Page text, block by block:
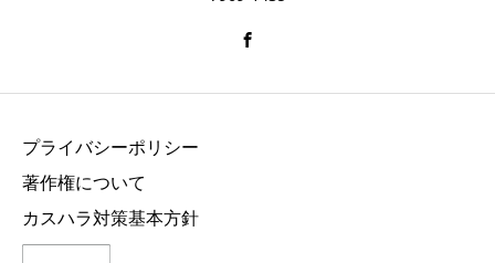
プライバシーポリシー
著作権について
カスハラ対策基本方針